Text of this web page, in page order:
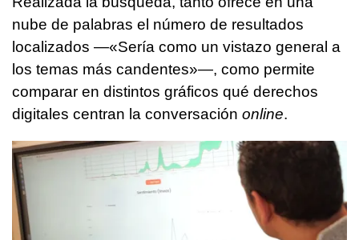
nube de palabras el número de resultados
localizados —«Sería como un vistazo general a
los temas más candentes»—, como permite
comparar en distintos gráficos qué derechos
digitales centran la conversación online.